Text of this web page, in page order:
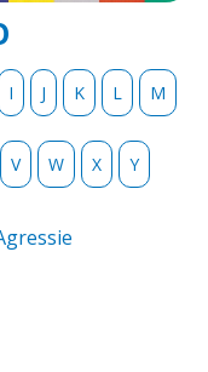
Nieuws
Contact
vacatures
I J K L M
V W X Y